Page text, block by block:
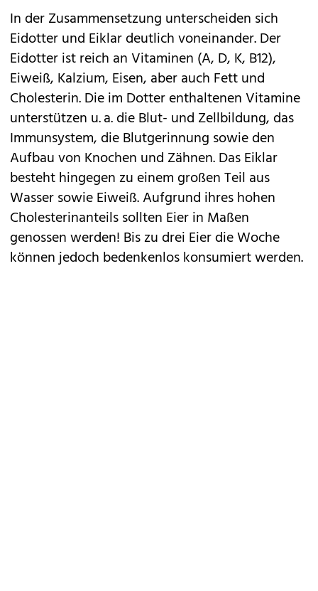
In der Zusammensetzung unterscheiden sich
Eidotter und Eiklar deutlich voneinander. Der
Eidotter ist reich an Vitaminen (A, D, K, B12),
Eiweiß, Kalzium, Eisen, aber auch Fett und
Cholesterin. Die im Dotter enthaltenen Vitamine
unterstützen u. a. die Blut- und Zellbildung, das
Immunsystem, die Blutgerinnung sowie den
Aufbau von Knochen und Zähnen. Das Eiklar
besteht hingegen zu einem großen Teil aus
Wasser sowie Eiweiß. Aufgrund ihres hohen
Cholesterinanteils sollten Eier in Maßen
genossen werden! Bis zu drei Eier die Woche
können jedoch bedenkenlos konsumiert werden.